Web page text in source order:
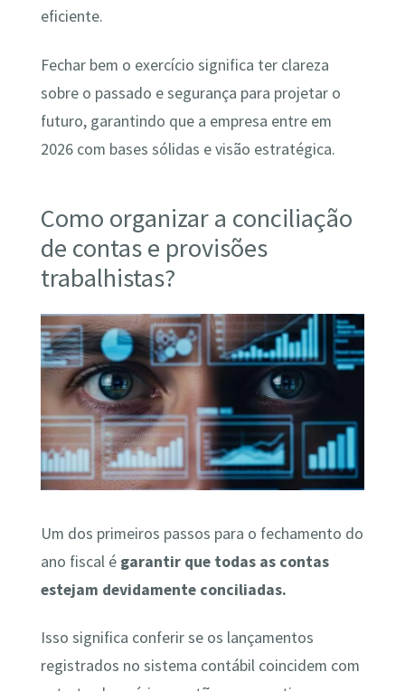
eficiente.
Fechar bem o exercício significa ter clareza
sobre o passado e segurança para projetar o
futuro, garantindo que a empresa entre em
2026 com bases sólidas e visão estratégica.
Como organizar a conciliação
de contas e provisões
trabalhistas?
Um dos primeiros passos para o fechamento do
ano fiscal é garantir que todas as contas
estejam devidamente conciliadas.
Isso significa conferir se os lançamentos
registrados no sistema contábil coincidem com